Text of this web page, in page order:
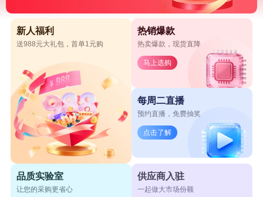
新人福利
送988元大礼包，首单1元购
热销爆款
热卖爆款，现货直降
马上选购
每周二直播
预约直播，免费抽奖
点击了解
品质实验室
让您的采购更省心
供应商入驻
一起做大市场份额